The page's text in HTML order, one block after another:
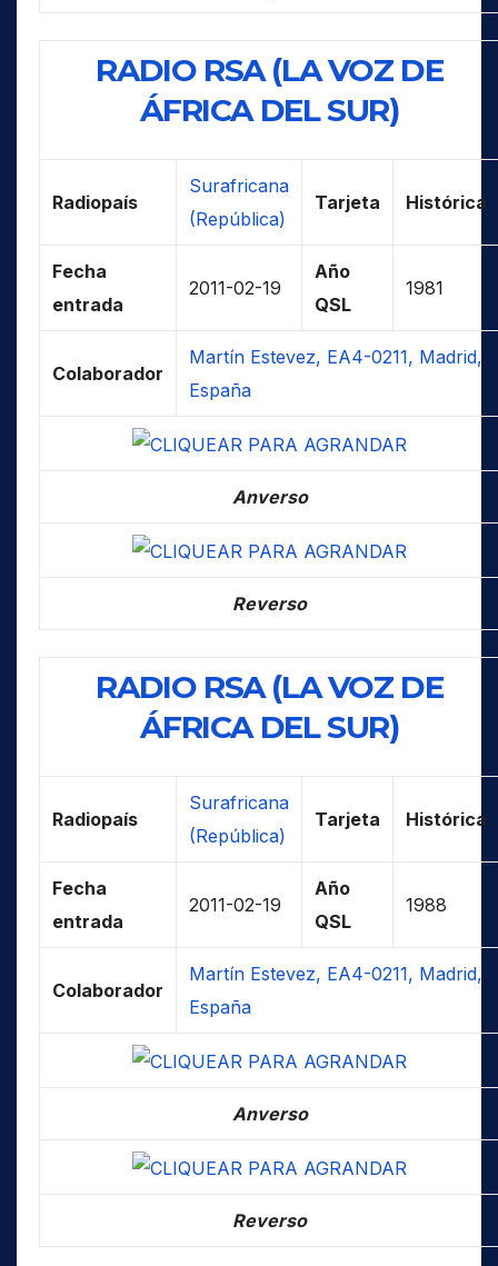
RADIO RSA (LA VOZ DE
ÁFRICA DEL SUR)
Radiopaís
Surafricana
(República)
Tarjeta Histórica
Fecha
entrada
2011-02-19
Año
QSL
1981
Colaborador
Martín Estevez, EA4-0211, Madrid,
España
Anverso
Reverso
RADIO RSA (LA VOZ DE
ÁFRICA DEL SUR)
Radiopaís
Surafricana
(República)
Tarjeta Histórica
Fecha
entrada
2011-02-19
Año
QSL
1988
Colaborador
Martín Estevez, EA4-0211, Madrid,
España
Anverso
Reverso